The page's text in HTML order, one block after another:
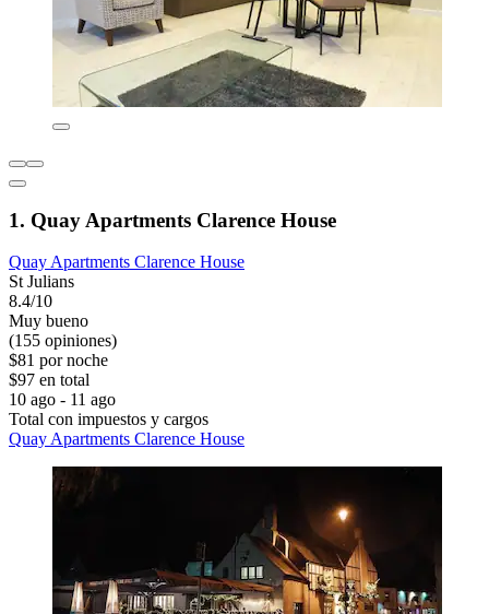
1. Quay Apartments Clarence House
Quay Apartments Clarence House
St Julians
8.4/10
Muy bueno
(155 opiniones)
$81 por noche
$97 en total
10 ago - 11 ago
Total con impuestos y cargos
Quay Apartments Clarence House